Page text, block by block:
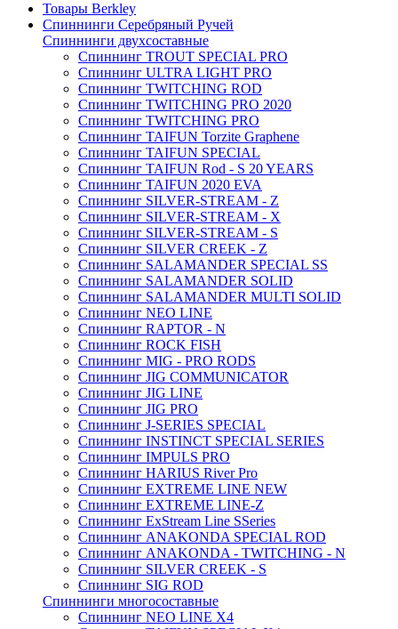
Товары Berkley
Спиннинги Серебряный Ручей
Спиннинги двухсоставные
Спиннинг TROUT SPECIAL PRO
Спиннинг ULTRA LIGHT PRO
Спиннинг TWITCHING ROD
Спиннинг TWITCHING PRO 2020
Спиннинг TWITCHING PRO
Спиннинг TAIFUN Torzite Graphene
Спиннинг TAIFUN SPECIAL
Спиннинг TAIFUN Rod - S 20 YEARS
Спиннинг TAIFUN 2020 EVA
Спиннинг SILVER-STREAM - Z
Спиннинг SILVER-STREAM - X
Спиннинг SILVER-STREAM - S
Спиннинг SILVER CREEK - Z
Спиннинг SALAMANDER SPECIAL SS
Спиннинг SALAMANDER SOLID
Спиннинг SALAMANDER MULTI SOLID
Спиннинг NEO LINE
Спиннинг RAPTOR - N
Спиннинг ROCK FISH
Спиннинг MIG - PRO RODS
Спиннинг JIG COMMUNICATOR
Спиннинг JIG LINE
Спиннинг JIG PRO
Спиннинг J-SERIES SPECIAL
Спиннинг INSTINCT SPECIAL SERIES
Спиннинг IMPULS PRO
Спиннинг HARIUS River Pro
Спиннинг EXTREME LINE NEW
Спиннинг EXTREME LINE-Z
Спиннинг ExStream Line SSeries
Спиннинг ANAKONDA SPECIAL ROD
Спиннинг ANAKONDA - TWITCHING - N
Спиннинг SILVER CREEK - S
Спиннинг SIG ROD
Спиннинги многосоставные
Спиннинг NEO LINE X4